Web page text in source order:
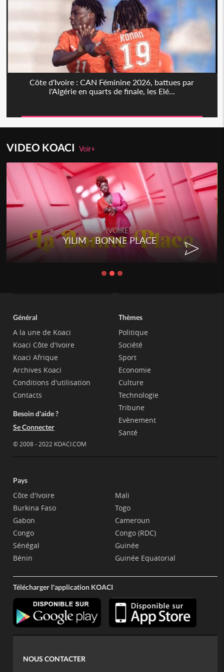
Côte d'Ivoire : CAN Féminine 2026, battues par
l'Algérie en quarts de finale, les Elé...
VIDEO KOACIVoir+
RAP IVOIRE
YILIM - BONNE PLACE
Général
A la une de Koaci
Koaci Côte d'Ivoire
Koaci Afrique
Archives Koaci
Conditions d'utilisation
Contacts
Besoin d'aide ?
Se Connecter
© 2008 - 2022 KOACI.COM
Thèmes
Politique
Société
Sport
Economie
Culture
Technologie
Tribune
Evènement
Santé
Pays
Côte d'Ivoire
Burkina Faso
Gabon
Congo
Sénégal
Bénin
Mali
Togo
Cameroun
Congo (RDC)
Guinée
Guinée Equatorial
Télécharger l'application KOACI
NOUS CONTACTER